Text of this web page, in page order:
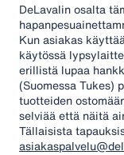
DeLavalin osalta
Kun asiakas
käytössä
erillistä lupaa
(Suomessa Tukes)
tuotteiden
selviää että näitä
Tällaisista